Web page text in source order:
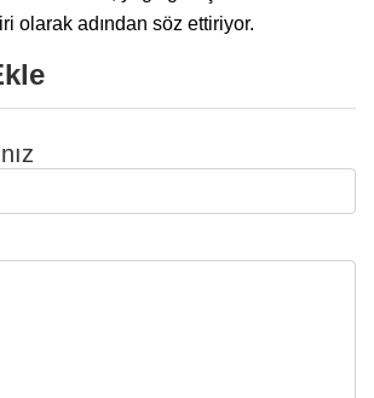
olarak adından söz ettiriyor.